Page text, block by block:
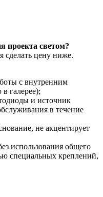
проекта светом?
сделать цену ниже.
с внутренним
галерее);
и источник
в течение
не акцентирует
использования общего
специальных креплений,